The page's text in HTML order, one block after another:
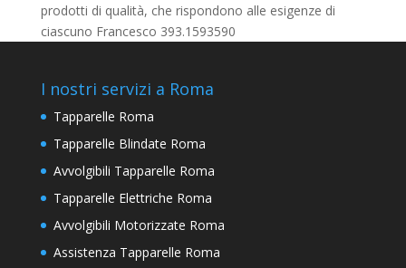
prodotti di qualità, che rispondono alle esigenze di
ciascuno Francesco 393.1593590
I nostri servizi a Roma
Tapparelle Roma
Tapparelle Blindate Roma
Avvolgibili Tapparelle Roma
Tapparelle Elettriche Roma
Avvolgibili Motorizzate Roma
Assistenza Tapparelle Roma